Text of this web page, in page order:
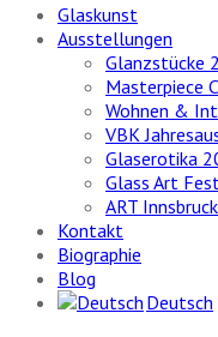
Glaskunst
Ausstellungen
Glanzstücke
Masterpiece
Wohnen &
VBK
Glaserotika
Glass Art
ART
Kontakt
Biographie
Blog
Deutsch